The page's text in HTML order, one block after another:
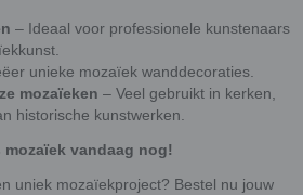
– Ideaal voor professionele kunstenaars
unieke mozaïek wanddecoraties.
mozaïeken – Veel gebruikt in kerken,
historische kunstwerken.
vandaag nog!
uniek mozaïekproject? Bestel nu jouw